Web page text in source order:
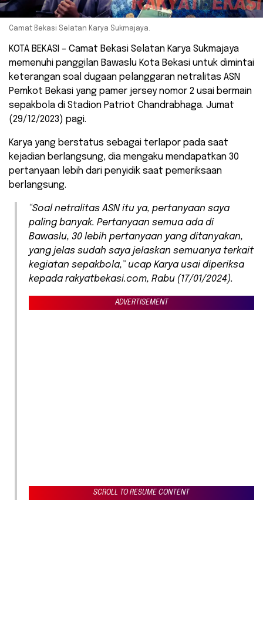
Camat Bekasi Selatan Karya Sukmajaya.
KOTA BEKASI – Camat Bekasi Selatan Karya Sukmajaya
memenuhi panggilan Bawaslu Kota Bekasi untuk dimintai
keterangan soal dugaan pelanggaran netralitas ASN
Pemkot Bekasi yang pamer jersey nomor 2 usai bermain
sepakbola di Stadion Patriot Chandrabhaga. Jumat
(29/12/2023) pagi.
Karya yang berstatus sebagai terlapor pada saat
kejadian berlangsung, dia mengaku mendapatkan 30
pertanyaan lebih dari penyidik saat pemeriksaan
berlangsung.
“Soal netralitas ASN itu ya, pertanyaan saya
paling banyak. Pertanyaan semua ada di
Bawaslu, 30 lebih pertanyaan yang ditanyakan,
yang jelas sudah saya jelaskan semuanya terkait
kegiatan sepakbola,” ucap Karya usai diperiksa
kepada rakyatbekasi.com, Rabu (17/01/2024).
ADVERTISEMENT
SCROLL TO RESUME CONTENT